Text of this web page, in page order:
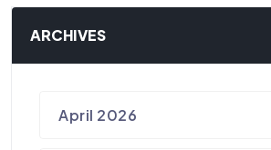
ARCHIVES
April 2026